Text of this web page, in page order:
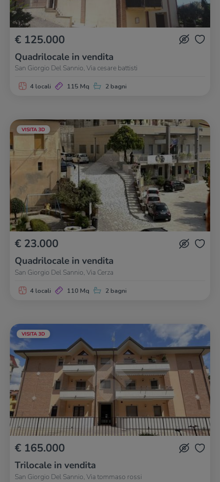
€ 125.000
Quadrilocale in vendita
San Giorgio Del Sannio, Via cesare battisti
4 locali 115 Mq 2 bagni
VISITA 3D
€ 23.000
Quadrilocale in vendita
San Giorgio Del Sannio, Via Cerza
4 locali 110 Mq 2 bagni
VISITA 3D
€ 165.000
Trilocale in vendita
San Giorgio Del Sannio, Via tommaso rossi